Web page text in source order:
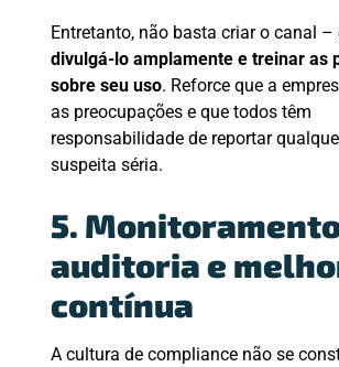
Entretanto, não basta criar o canal –
divulgá-lo amplamente e treinar as
sobre seu uso. Reforce que a
as preocupações e que todos têm
responsabilidade de reportar
suspeita séria.
5.
auditoria e
contínua
A cultura de compliance não se